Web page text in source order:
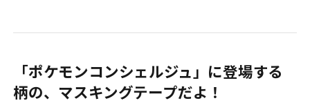
「ポケモンコンシェルジュ」に登場する
柄の、マスキングテープだよ！